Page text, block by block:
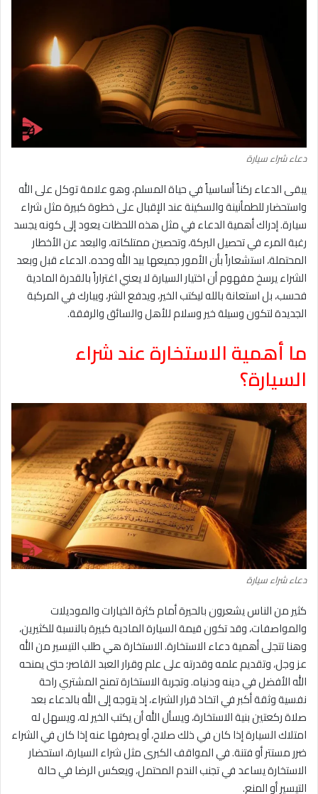
دعاء شراء سيارة
يبقى الدعاء ركناً أساسياً في حياة المسلم، وهو علامة توكل على الله
واستحضار للطمأنينة والسكينة عند الإقبال على خطوة كبيرة مثل شراء
سيارة. إدراك أهمية الدعاء في مثل هذه اللحظات يعود إلى كونه يجسد
رغبة المرء في تحصيل البركة، وتحصين ممتلكاته، والبعد عن الأخطار
المحتملة، استشعاراً بأن الأمور جميعها بيد الله وحده. الدعاء قبل وبعد
الشراء يرسخ مفهوم أن اختيار السيارة لا يعني اغتراراً بالقدرة المادية
فحسب، بل استعانة بالله ليكتب الخير، ويدفع الشر، ويبارك في المركبة
الجديدة لتكون وسيلة خير وسلام للأهل والسائق والرفقة.
ما أهمية الاستخارة عند شراء
السيارة؟
دعاء شراء سيارة
كثير من الناس يشعرون بالحيرة أمام كثرة الخيارات والموديلات
والمواصفات، وقد تكون قيمة السيارة المادية كبيرة بالنسبة للكثيرين،
وهنا تتجلى أهمية دعاء الاستخارة. الاستخارة هي طلب التيسير من الله
عز وجل، وتقديم علمه وقدرته على علم وقرار العبد القاصر؛ حتى يمنحه
الله الأفضل في دينه ودنياه. وتجربة الاستخارة تمنح المشتري راحة
نفسية وثقة أكبر في اتخاذ قرار الشراء، إذ يتوجه إلى الله بالدعاء بعد
صلاة ركعتين بنية الاستخارة، ويسأل الله أن يكتب الخير له، ويسهل له
امتلاك السيارة إذا كان في ذلك صلاح، أو يصرفها عنه إذا كان في الشراء
ضرر مستتر أو فتنة. في المواقف الكبرى مثل شراء السيارة، استحضار
الاستخارة يساعد في تجنب الندم المحتمل، ويعكس الرضا في حالة
التيسير أو المنع.